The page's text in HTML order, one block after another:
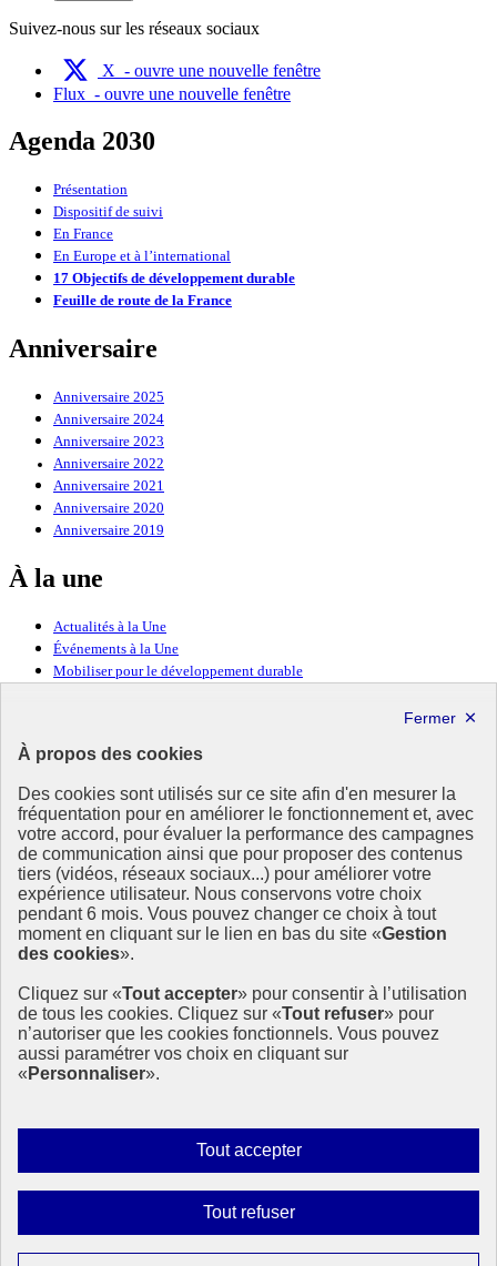
À propos des cookies
Des cookies sont utilisés sur ce site afin d'en mesurer la
fréquentation pour en améliorer le fonctionnement et, avec
votre accord, pour évaluer la performance des campagnes
de communication ainsi que pour proposer des contenus
tiers (vidéos, réseaux sociaux...) pour améliorer votre
expérience utilisateur. Nous conservons votre choix
pendant 6 mois. Vous pouvez changer ce choix à tout
moment en cliquant sur le lien en bas du site «Gestion
des cookies».
Cliquez sur «Tout accepter» pour consentir à l’utilisation
de tous les cookies. Cliquez sur «Tout refuser» pour
n’autoriser que les cookies fonctionnels. Vous pouvez
aussi paramétrer vos choix en cliquant sur
« Personnaliser».
Tout accepterAutoriser
tous
Tout refuserInterdire
tous
Suivez-nous sur les réseaux sociaux
X - ouvre une nouvelle fenêtre
Flux - ouvre une nouvelle fenêtre
Agenda 2030
Présentation
Dispositif de suivi
En France
En Europe et à l’international
17 Objectifs de développement durable
Feuille de route de la France
Anniversaire
Anniversaire 2025
Anniversaire 2024
Anniversaire 2023
Anniversaire 2022
Anniversaire 2021
Anniversaire 2020
Anniversaire 2019
À la une
Actualités à la Une
Événements à la Une
Mobiliser pour le développement durable
Ressources
Ressources
La Méth’ODD
Gouvernement
Ce site propose l’information de référence concernant l’Agenda
2030 et la feuille de route de la France. Il valorise la mobilisation de
tous les acteurs.
info.gouv.fr- ouvre une nouvelle fenêtre
service-public.fr - ouvre une nouvelle fenêtre
legifrance.gouv.fr- ouvre une nouvelle fenêtre
data.gouv.fr- ouvre une nouvelle fenêtre
Plan du site
Mentions légales